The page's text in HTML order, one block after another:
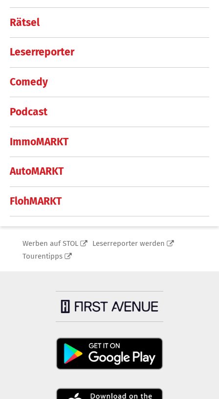
Rätsel
Leserreporter
Comedy
Podcast
ImmoMARKT
AutoMARKT
FlohMARKT
Werben auf STOL
Leserreporter werden
Tourentipps